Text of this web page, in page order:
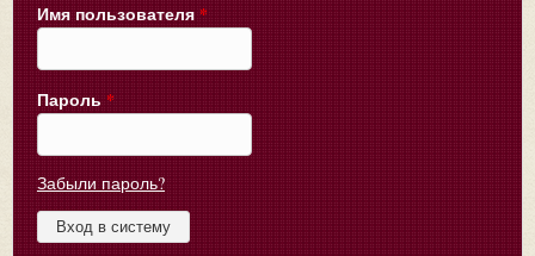
Имя пользователя *
Пароль *
Забыли пароль?